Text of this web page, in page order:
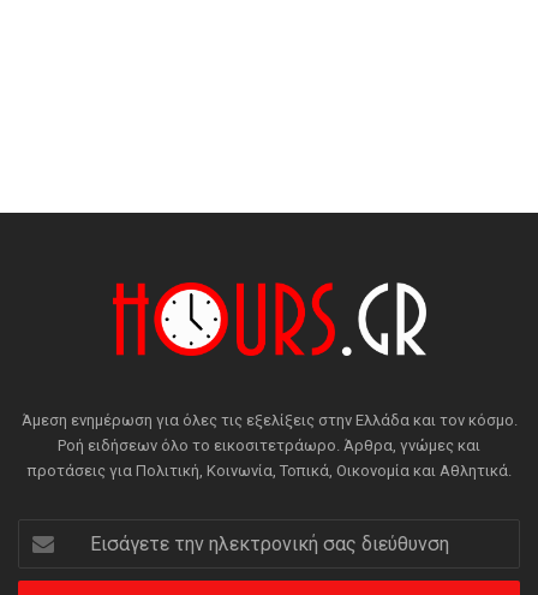
Άμεση ενημέρωση για όλες τις εξελίξεις στην Ελλάδα και τον κόσμο.
Ροή ειδήσεων όλο το εικοσιτετράωρο. Άρθρα, γνώμες και
προτάσεις για Πολιτική, Κοινωνία, Τοπικά, Οικονομία και Αθλητικά.
Εισάγετε
την
ηλεκτρονική